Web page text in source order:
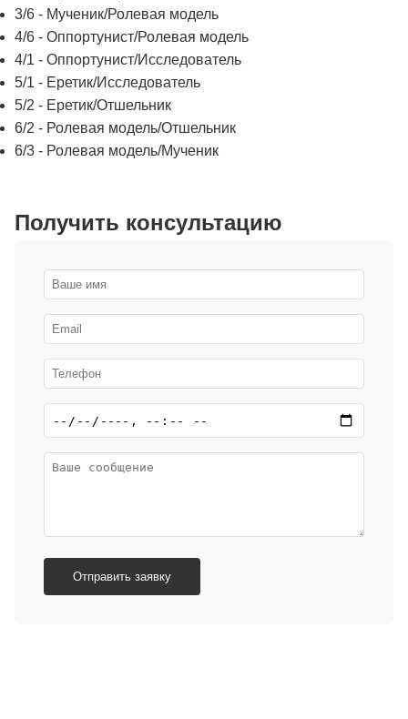
3/6 - Мученик/Ролевая модель
4/6 - Оппортунист/Ролевая модель
4/1 - Оппортунист/Исследователь
5/1 - Еретик/Исследователь
5/2 - Еретик/Отшельник
6/2 - Ролевая модель/Отшельник
6/3 - Ролевая модель/Мученик
Получить консультацию
Отправить заявку